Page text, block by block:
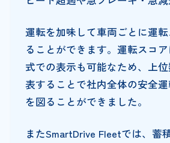
運転を加味して車両ごとに運
ることができます。運転スコ
式での表示も可能なため、上
表することで社内全体の安全
を図ることができました。
またSmartDrive Fleetでは、蓄